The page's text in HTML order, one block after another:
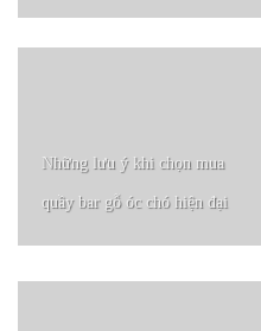
Những lưu ý khi chọn mua
quầy bar gỗ óc chó hiện đại